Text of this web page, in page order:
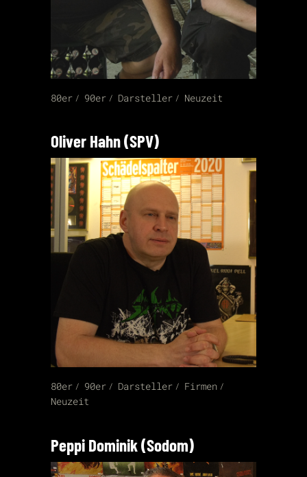
80er 90er Darsteller Neuzeit
Oliver Hahn (SPV)
80er 90er Darsteller
Firmen
Neuzeit
Peppi Dominik (Sodom)